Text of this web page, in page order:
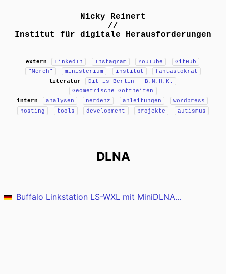
Nicky Reinert
//
Institut für digitale Herausforderungen
extern LinkedIn Instagram YouTube
GitHub
"Merch"
ministerium institut
fantastokrat
literatur
Dit is Berlin - B.N.H.K.
Geometrische Gottheiten
intern
analysen nerdenz anleitungen
wordpress
hosting
tools development projekte autismus
DLNA
Buffalo Linkstation LS-WXL mit MiniDLNA und Custom Firmware von Shonk 1.64 Mod 1